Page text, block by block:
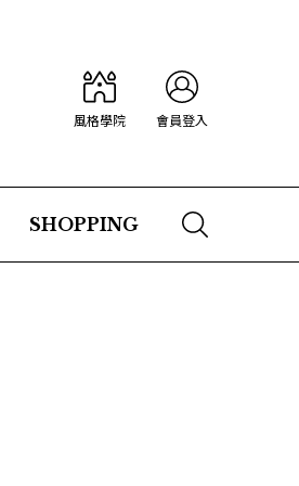
風格學院 會員登入
SHOPPING